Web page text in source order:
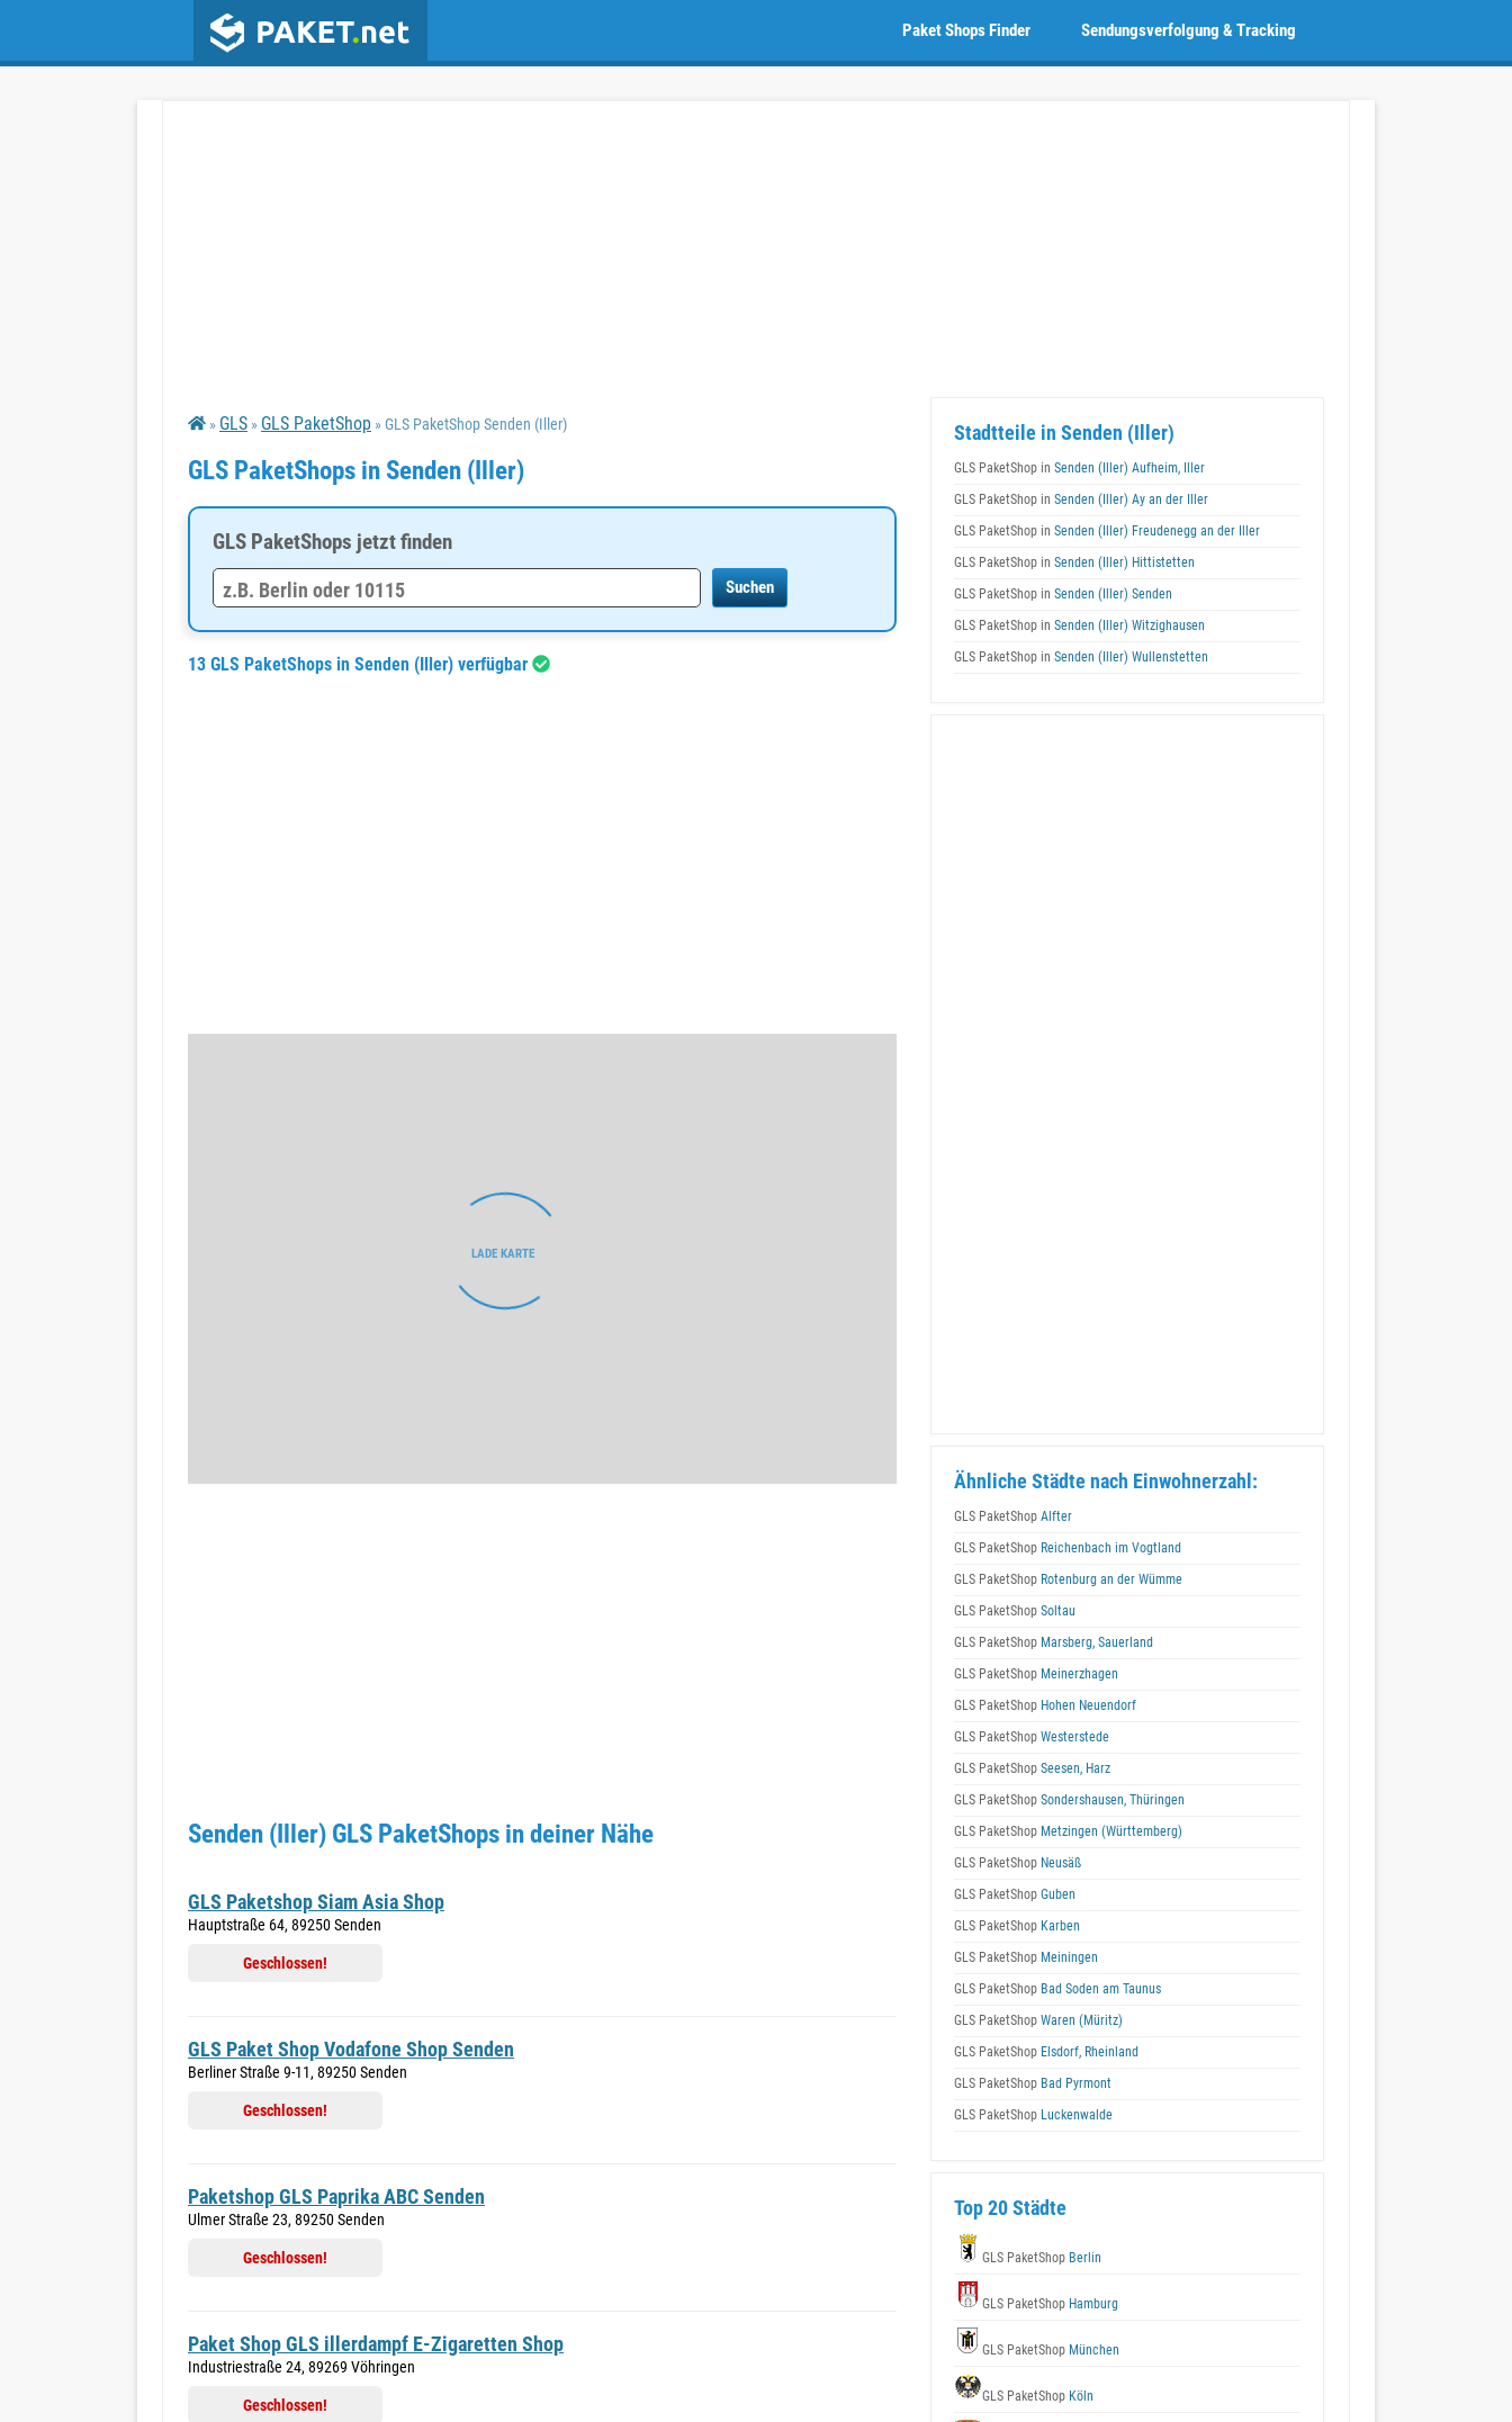
Sendungsverfolgung & Tracking
Paket Shops Finder
» GLS » GLS PaketShop » GLS PaketShop Senden (Iller)
GLS PaketShops in Senden (Iller)
GLS PaketShops jetzt finden
13 GLS PaketShops in Senden (Iller) verfügbar
Senden (Iller) GLS PaketShops in deiner Nähe
GLS Paketshop Siam Asia Shop
Hauptstraße 64, 89250 Senden
Geschlossen!
GLS Paket Shop Vodafone Shop Senden
Berliner Straße 9-11, 89250 Senden
Geschlossen!
Paketshop GLS Paprika ABC Senden
Ulmer Straße 23, 89250 Senden
Geschlossen!
Paket Shop GLS illerdampf E-Zigaretten Shop
Industriestraße 24, 89269 Vöhringen
Geschlossen!
Stadtteile in Senden (Iller)
GLS PaketShop in Senden (Iller) Aufheim, Iller
GLS PaketShop in Senden (Iller) Ay an der Iller
GLS PaketShop in Senden (Iller) Freudenegg an der Iller
GLS PaketShop in Senden (Iller) Hittistetten
GLS PaketShop in Senden (Iller) Senden
GLS PaketShop in Senden (Iller) Witzighausen
GLS PaketShop in Senden (Iller) Wullenstetten
Ähnliche Städte nach Einwohnerzahl:
GLS PaketShop Alfter
GLS PaketShop Reichenbach im Vogtland
GLS PaketShop Rotenburg an der Wümme
GLS PaketShop Soltau
GLS PaketShop Marsberg, Sauerland
GLS PaketShop Meinerzhagen
GLS PaketShop Hohen Neuendorf
GLS PaketShop Westerstede
GLS PaketShop Seesen, Harz
GLS PaketShop Sondershausen, Thüringen
GLS PaketShop Metzingen (Württemberg)
GLS PaketShop Neusäß
GLS PaketShop Guben
GLS PaketShop Karben
GLS PaketShop Meiningen
GLS PaketShop Bad Soden am Taunus
GLS PaketShop Waren (Müritz)
GLS PaketShop Elsdorf, Rheinland
GLS PaketShop Bad Pyrmont
GLS PaketShop Luckenwalde
Top 20 Städte
GLS PaketShop Berlin
GLS PaketShop Hamburg
GLS PaketShop München
GLS PaketShop Köln